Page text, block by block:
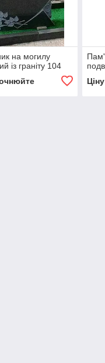
на могилу
із граніту 104